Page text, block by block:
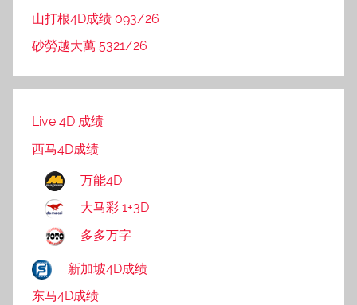
山打根4D成绩 093/26
砂勞越大萬 5321/26
Live 4D 成绩
西马4D成绩
万能4D
大马彩 1+3D
多多万字
新加坡4D成绩
东马4D成绩